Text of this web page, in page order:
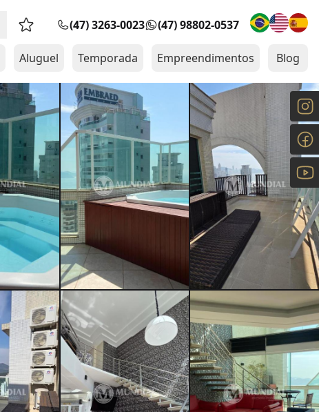
Favoritos (0 itens)
(47) 3263-0023 (47) 98802-0537
Aluguel Temporada Empreendimentos Blog